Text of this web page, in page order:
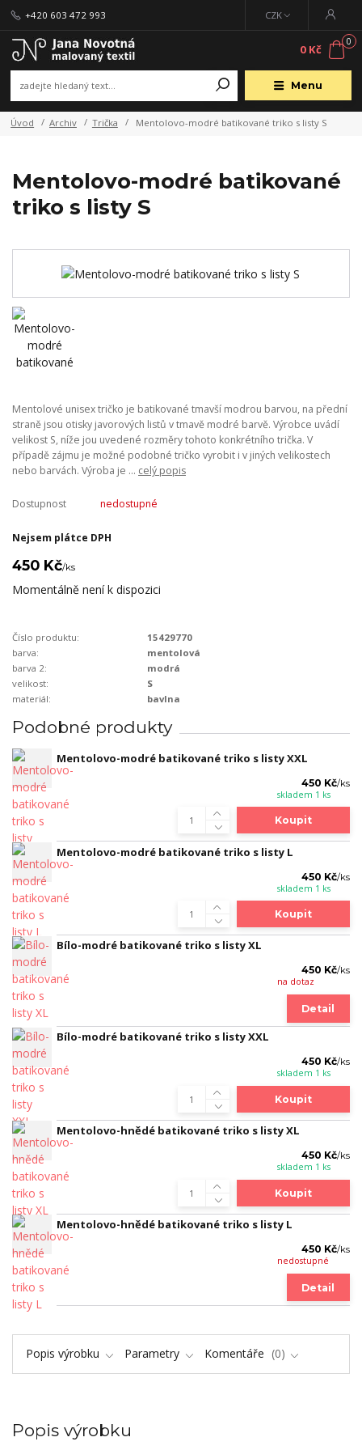
Menu
CZK
+420 603 472 993
0
0 Kč
Úvod Archiv Trička Mentolovo-modré batikované triko s listy S
Mentolovo-modré batikované
triko s listy S
Mentolové unisex tričko je batikované tmavší modrou barvou, na přední
straně jsou otisky javorových listů v tmavě modré barvě. Výrobce uvádí
velikost S, níže jou uvedené rozměry tohoto konkrétního trička. V
případě zájmu je možné podobné tričko vyrobit i v jiných velikostech
nebo barvách. Výroba je ... celý popis
Dostupnost nedostupné
Nejsem plátce DPH
450 Kč/ks
Momentálně není k dispozici
Číslo produktu:
15429770
barva:
mentolová
barva 2:
modrá
velikost:
S
materiál:
bavlna
Podobné produkty
Mentolovo-modré batikované triko s listy XXL
450 Kč/ks
skladem 1 ks
Koupit
Mentolovo-modré batikované triko s listy L
450 Kč/ks
skladem 1 ks
Koupit
Bílo-modré batikované triko s listy XL
450 Kč/ks
na dotaz
Detail
Bílo-modré batikované triko s listy XXL
450 Kč/ks
skladem 1 ks
Koupit
Mentolovo-hnědé batikované triko s listy XL
450 Kč/ks
skladem 1 ks
Koupit
Mentolovo-hnědé batikované triko s listy L
450 Kč/ks
nedostupné
Detail
Popis výrobku Parametry Komentáře 0
Popis výrobku